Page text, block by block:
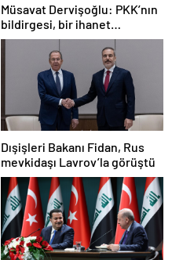
Müsavat Dervişoğlu: PKK’nın
bildirgesi, bir ihanet
açıklamasıdır
Dışişleri Bakanı Fidan, Rus
mevkidaşı Lavrov’la görüştü